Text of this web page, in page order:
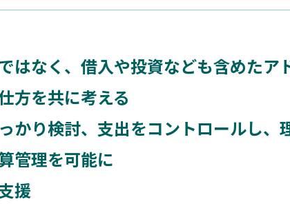
はなく、借入や投資なども含めたア
方を共に考える
かり検討、支出をコントロールし、
管理を可能に
援